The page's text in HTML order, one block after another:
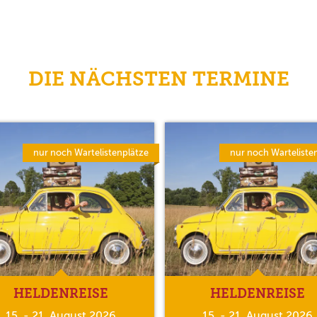
DIE NÄCHSTEN TERMINE
nur noch Wartelistenplätze
HELDENREISE
nur noch
HELDENREISE